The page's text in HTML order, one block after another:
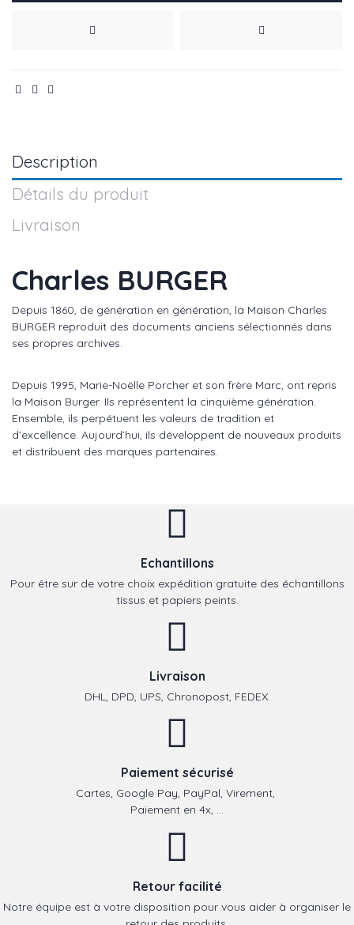
Description
Détails du produit
Livraison
Charles BURGER
Depuis 1860, de génération en génération, la Maison Charles
BURGER reproduit des documents anciens sélectionnés dans
ses propres archives.
Depuis 1995, Marie-Noëlle Porcher et son frère Marc, ont repris
la Maison Burger. Ils représentent la cinquième génération.
Ensemble, ils perpétuent les valeurs de tradition et
d’excellence. Aujourd’hui, ils développent de nouveaux produits
et distribuent des marques partenaires.
Echantillons
Pour être sur de votre choix expédition gratuite des échantillons
tissus et papiers peints.
Livraison
DHL, DPD, UPS, Chronopost, FEDEX.
Paiement sécurisé
Cartes, Google Pay, PayPal, Virement,
Paiement en 4x, ...
Retour facilité
Notre équipe est à votre disposition pour vous aider à organiser le